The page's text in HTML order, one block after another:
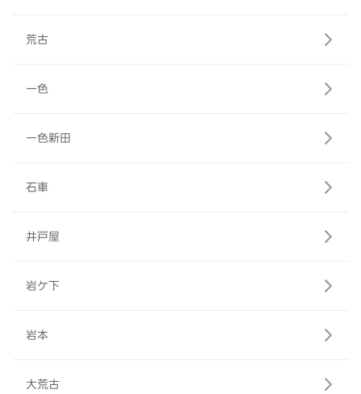
荒古
一色
一色新田
石車
井戸屋
岩ケ下
岩本
大荒古